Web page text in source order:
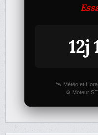
12j
🛰️ Météo et
⚙️ Moteur